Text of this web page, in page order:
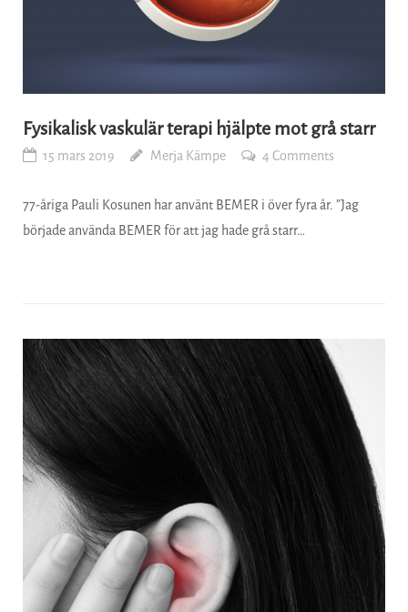
Fysikalisk vaskulär terapi hjälpte mot grå starr
15 mars 2019 Merja Kämpe 4 Comments
77-åriga Pauli Kosunen har använt BEMER i över fyra år. ”Jag
började använda BEMER för att jag hade grå starr…